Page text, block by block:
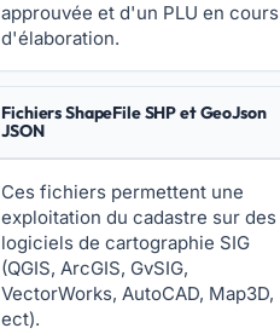
approuvée et d'un PLU en cours
d'élaboration.
Fichiers ShapeFile SHP et GeoJson
JSON
Ces fichiers permettent une
exploitation du cadastre sur des
logiciels de cartographie SIG
(QGIS, ArcGIS, GvSIG,
VectorWorks, AutoCAD, Map3D,
ect).